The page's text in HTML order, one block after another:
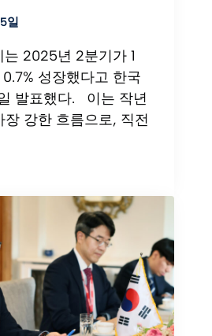
일
는 2025년 2분기가 1
성장했다고 한국
발표했다. 이는 작년
장 강한 흐름으로, 직전